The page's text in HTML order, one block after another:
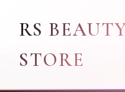
RS
STORE